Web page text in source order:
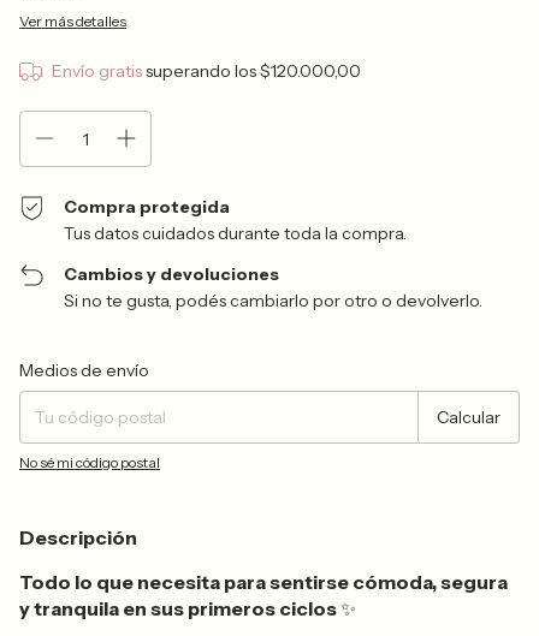
Ver más detalles
Envío gratissuperando los$120.000,00
Compra protegida
Tus datos cuidados durante toda la compra.
Cambios y devoluciones
Si no te gusta, podés cambiarlo por otro o devolverlo.
Entregas para el CP:
Medios de envío
Calcular
No sé mi código postal
Descripción
Todo lo que necesita para sentirse cómoda, segura
y tranquila en sus primeros ciclos✨